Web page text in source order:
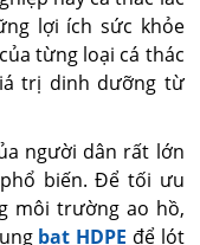
lợi ích sức khỏe
từng loại cá thác
trị dinh dưỡng từ
người dân rất lớn
biến. Để tối ưu
môi trường ao hồ,
bạt HDPE để lót